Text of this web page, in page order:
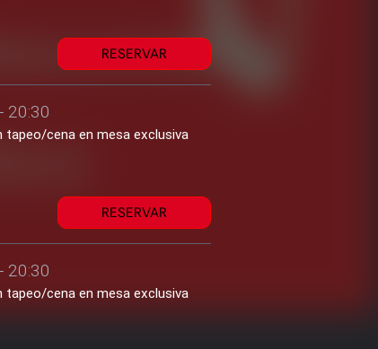
RESERVAR
20:30
tapeo/cena en mesa exclusiva
RESERVAR
20:30
tapeo/cena en mesa exclusiva